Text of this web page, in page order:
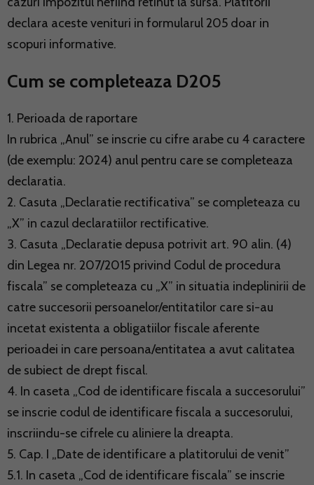
declara aceste venituri in formularul 205 doar in
scopuri informative.
Cum se completeaza D205
1. Perioada de raportare
In rubrica „Anul” se inscrie cu cifre arabe cu 4 caractere
(de exemplu: 2024) anul pentru care se completeaza
declaratia.
2. Casuta „Declaratie rectificativa” se completeaza cu
„X” in cazul declaratiilor rectificative.
3. Casuta „Declaratie depusa potrivit art. 90 alin. (4)
din Legea nr. 207/2015 privind Codul de procedura
fiscala” se completeaza cu „X” in situatia indeplinirii de
catre succesorii persoanelor/entitatilor care si-au
incetat existenta a obligatiilor fiscale aferente
perioadei in care persoana/entitatea a avut calitatea
de subiect de drept fiscal.
4. In caseta „Cod de identificare fiscala a succesorului”
se inscrie codul de identificare fiscala a succesorului,
inscriindu-se cifrele cu aliniere la dreapta.
5. Cap. I „Date de identificare a platitorului de venit”
5.1. In caseta „Cod de identificare fiscala” se inscrie